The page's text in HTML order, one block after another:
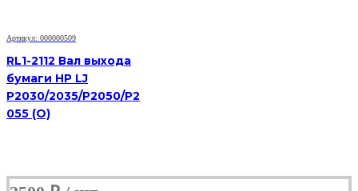
Артикул: 000000509
RL1-2112 Вал выхода
бумаги HP LJ
P2030/2035/P2050/P2
055 (O)